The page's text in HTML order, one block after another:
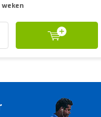
weken